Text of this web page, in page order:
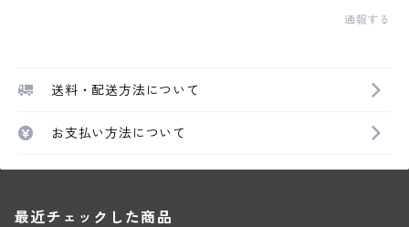
通報する
送料・配送方法について
お支払い方法について
最近チェックした商品